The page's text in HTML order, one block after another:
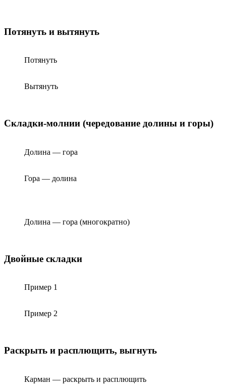
Потянуть и вытянуть
Потянуть
Вытянуть
Складки-молнии (чередование долины и горы)
Долина — гора
Гора — долина
Долина — гора (многократно)
Двойные складки
Пример 1
Пример 2
Раскрыть и расплющить, выгнуть
Карман — раскрыть и расплющить